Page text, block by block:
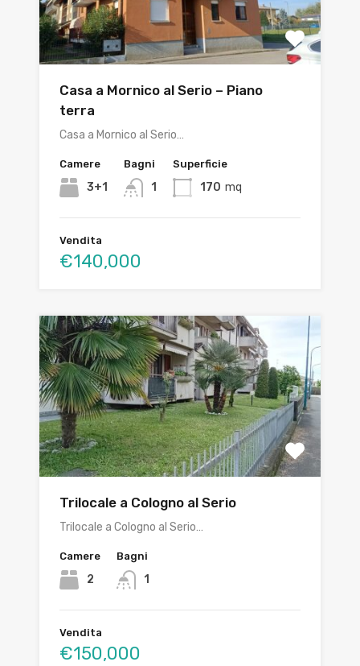
Casa a Mornico al Serio – Piano
terra
Casa a Mornico al Serio…
Camere
3+1
Bagni
1
Superficie
170 mq
Vendita
€140,000
Trilocale a Cologno al Serio
Trilocale a Cologno al Serio…
Camere
2
Bagni
1
Vendita
€150,000